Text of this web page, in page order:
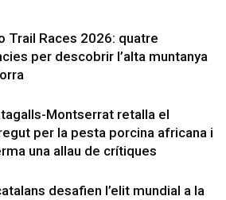
Trail Races 2026: quatre
per descobrir l’alta muntanya
Montserrat retalla el
per la pesta porcina africana i
una allau de crítiques
desafien l’elit mundial a la